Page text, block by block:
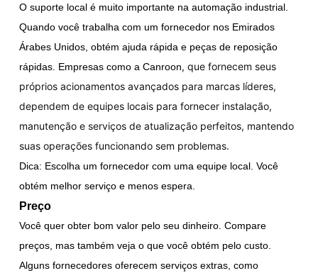
O suporte local é muito importante na automação industrial.
Quando você trabalha com um fornecedor nos Emirados
Árabes Unidos, obtém ajuda rápida e peças de reposição
rápidas. Empresas como a Canroon, que fornecem seus
próprios acionamentos avançados para marcas líderes,
dependem de equipes locais para fornecer instalação,
manutenção e serviços de atualização perfeitos, mantendo
suas operações funcionando sem problemas.
Dica: Escolha um fornecedor com uma equipe local. Você
obtém melhor serviço e menos espera.
Preço
Você quer obter bom valor pelo seu dinheiro. Compare
preços, mas também veja o que você obtém pelo custo.
Alguns fornecedores oferecem serviços extras, como